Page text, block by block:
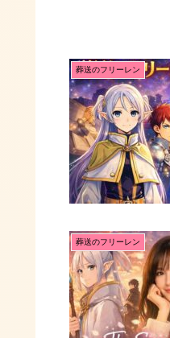
葬送のフリーレン
葬送のフリーレン